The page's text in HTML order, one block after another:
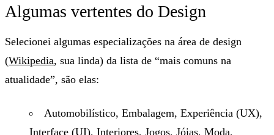
Algumas vertentes do Design
Selecionei algumas especializações na área de design
(Wikipedia, sua linda) da lista de “mais comuns na
atualidade”, são elas:
Automobilístico, Embalagem, Experiência (UX),
Interface (UI), Interiores, Jogos, Jóias, Moda,